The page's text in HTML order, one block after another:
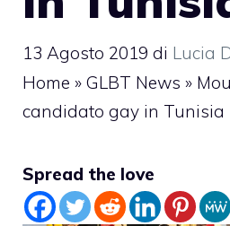
13 Agosto 2019 di Lucia
Home » GLBT News »
candidato gay in Tunisia
Spread the love